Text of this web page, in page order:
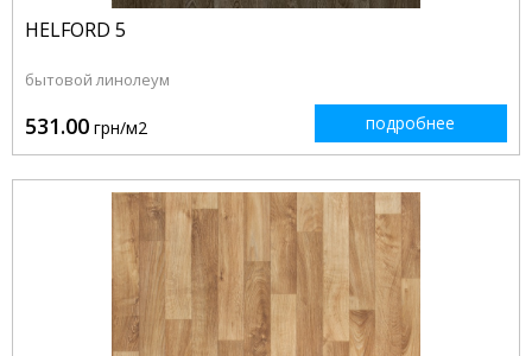
HELFORD 5
бытовой линолеум
531.00 грн/м2 подробнее